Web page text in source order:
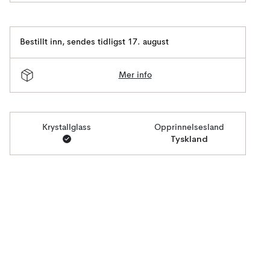
Bestillt inn, sendes tidligst 17. august
Mer info
Krystallglass Opprinnelsesland
Tyskland